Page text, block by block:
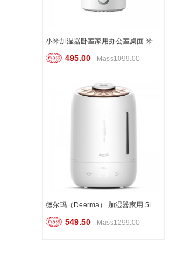
小米加湿器卧室家用办公室桌面 米家加湿器
495.00 Mass1099.00
德尔玛（Deerma） 加湿器家用 5L大容量水箱 定时触控大雾量
549.50 Mass1299.00